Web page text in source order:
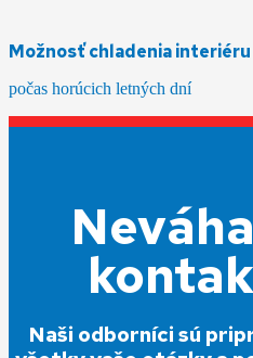
Možnosť chladenia interiéru
počas horúcich letných dní
Naši odborníci sú